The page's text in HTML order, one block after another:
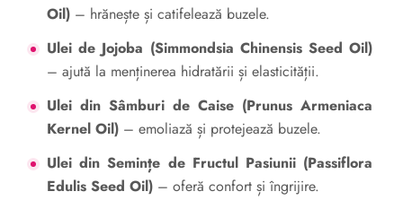
Oil) – hrănește și catifelează buzele.
Ulei de Jojoba (Simmondsia Chinensis Seed Oil)
– ajută la menținerea hidratării și elasticității.
Ulei din Sâmburi de Caise (Prunus Armeniaca
Kernel Oil) – emoliază și protejează buzele.
Ulei din Semințe de Fructul Pasiunii (Passiflora
Edulis Seed Oil) – oferă confort și îngrijire.